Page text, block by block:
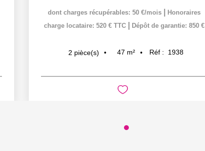
dont charges récupérables: 50 €/mois
Honoraires
charge locataire: 520 € TTC
Dépôt de garantie: 850 €
2 pièce(s) 47 m² Réf : 1938